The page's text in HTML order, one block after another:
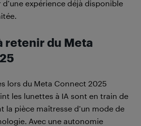
expérience déjà disponible
retenir du Meta
lors du Meta Connect 2025
les lunettes à IA sont en train de
la pièce maîtresse d’un mode de
Avec une autonomie